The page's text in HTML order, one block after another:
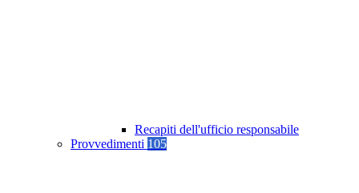
Recapiti dell'ufficio responsabile
Provvedimenti 105